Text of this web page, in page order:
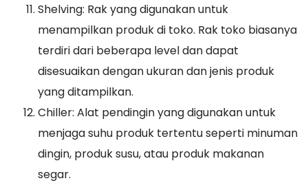
Shelving: Rak yang digunakan untuk
menampilkan produk di toko. Rak toko biasanya
terdiri dari beberapa level dan dapat
disesuaikan dengan ukuran dan jenis produk
yang ditampilkan.
Chiller: Alat pendingin yang digunakan untuk
menjaga suhu produk tertentu seperti minuman
dingin, produk susu, atau produk makanan
segar.